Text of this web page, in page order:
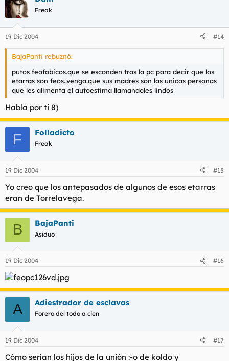
Freak
19 Dic 2004 #14
BajaPanti rebuznó:
putos feofobicos.que se esconden tras la pc para decir que los
etarras son feos..venga.que sus madres son las unicas personas
que les alimenta el autoestima llamandoles lindos
Habla por ti 8)
F Folladicto
Freak
19 Dic 2004 #15
Yo creo que los antepasados de algunos de esos etarras
eran de Torrelavega.
B BajaPanti
Asiduo
19 Dic 2004 #16
A Adiestrador de esclavas
Forero del todo a cien
19 Dic 2004 #17
Cómo serían los hijos de la unión :-o de koldo y